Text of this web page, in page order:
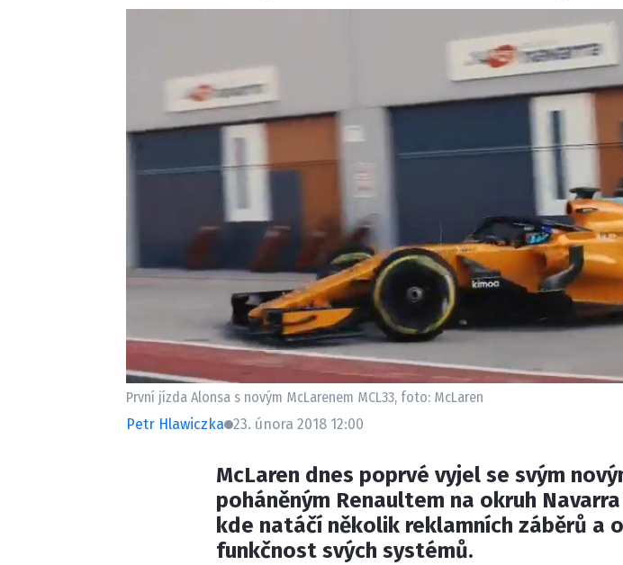
První jízda Alonsa s novým McLarenem MCL33, foto: McLaren
Petr Hlawiczka 23. února 2018 12:00
McLaren dnes poprvé vyjel se svým
poháněným Renaultem na okruh
kde natáčí několik reklamních záběrů a
funkčnost svých systémů.